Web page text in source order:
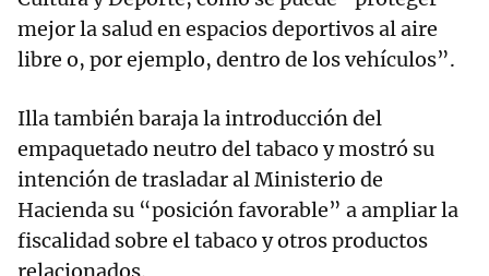
mejor la salud en espacios deportivos al aire
libre o, por ejemplo, dentro de los vehículos”.
Illa también baraja la introducción del
empaquetado neutro del tabaco y mostró su
intención de trasladar al Ministerio de
Hacienda su “posición favorable” a ampliar la
fiscalidad sobre el tabaco y otros productos